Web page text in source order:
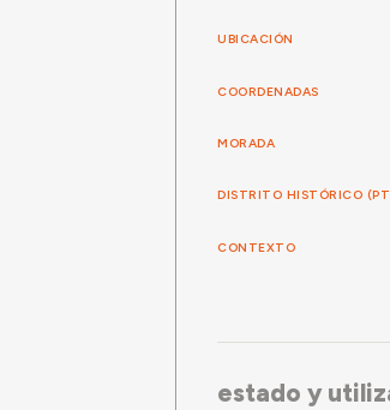
UBICACIÓN
COORDENADAS
MORADA
DISTRITO HISTÓRICO
CONTEXTO
estado y